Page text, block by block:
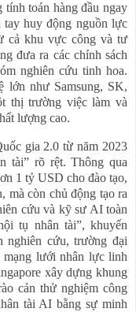
tính toán hàng đầu ngay
tay huy động nguồn lực
cả khu vực công và tư
đưa ra các chính sách
nghiên cứu tinh hoa.
lớn như Samsung, SK,
thị trường việc làm và
lượng cao.
gia 2.0 từ năm 2023
tài” rõ rệt. Thông qua
1 tỷ USD cho đào tạo,
mà còn chủ động tạo ra
cứu và kỹ sư AI toàn
tụ nhân tài”, khuyến
nghiên cứu, trường đại
mạng lưới nhân lực linh
xây dựng khung
cản thử nghiệm công
tài AI bằng sự minh